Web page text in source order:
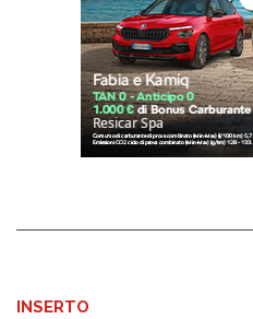
INSERTO